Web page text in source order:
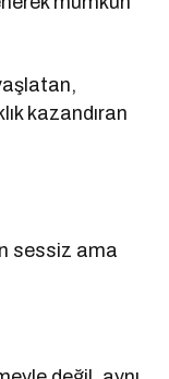
kazandıran
sessiz ama